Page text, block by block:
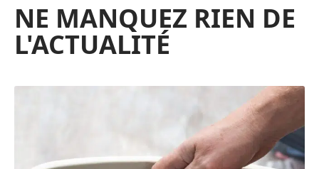
NE MANQUEZ RIEN DE
L'ACTUALITÉ